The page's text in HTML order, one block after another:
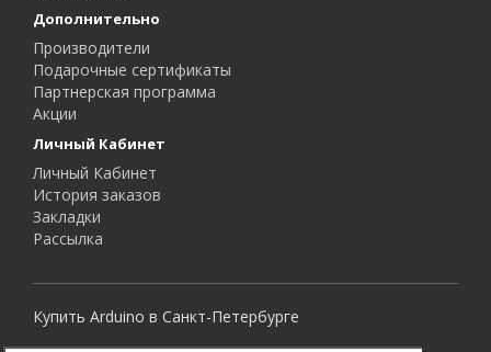
Дополнительно
Производители
Подарочные сертификаты
Партнерская программа
Акции
Личный Кабинет
Личный Кабинет
История заказов
Закладки
Рассылка
Купить Arduino в Санкт-Петербурге